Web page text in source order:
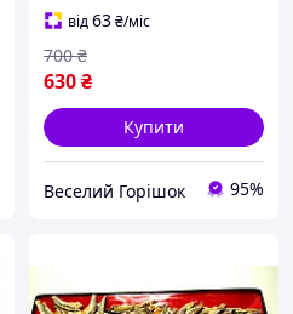
від63₴/міс
630₴
700 ₴
Купити
Веселий Горішок 95%